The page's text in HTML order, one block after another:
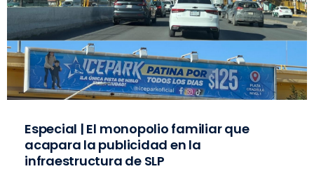
Especial | El monopolio familiar que
acapara la publicidad en la
infraestructura de SLP